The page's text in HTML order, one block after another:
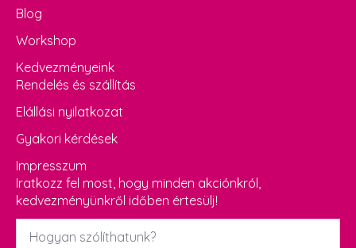
Blog
Workshop
Kedvezményeink
Rendelés és szállítás
Elállási nyilatkozat
Gyakori kérdések
Impresszum
Iratkozz fel most, hogy minden akciónkról,
kedvezményünkről időben értesülj!
Név